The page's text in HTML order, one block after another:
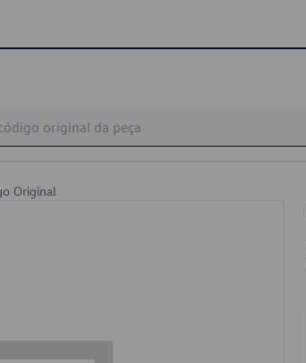
Original